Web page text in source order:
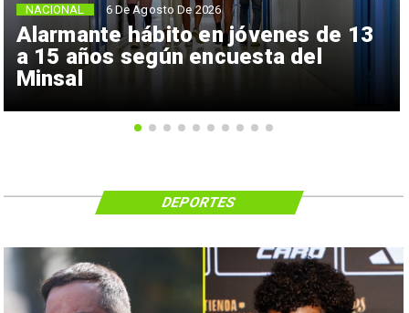
Alarmante hábito en jóvenes de 13
a 15 años según encuesta del
Minsal
NACIONAL 6 De Agosto De 2026
DEPORTES